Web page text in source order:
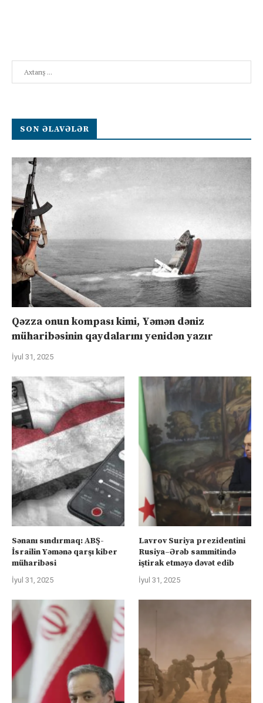
SON ƏLAVƏLƏR
Qəzza onun kompası kimi, Yəmən dəniz
müharibəsinin qaydalarını yenidən yazır
İyul 31, 2025
Sənanı sındırmaq: ABŞ-
İsrailin Yəmənə qarşı kiber
müharibəsi
İyul 31, 2025
Lavrov Suriya prezidentini
Rusiya–Ərəb sammitində
iştirak etməyə dəvət edib
İyul 31, 2025